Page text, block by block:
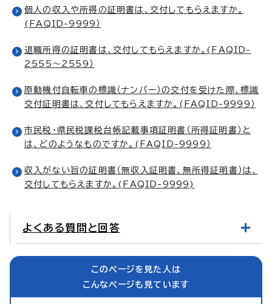
個人の収入や所得の証明書は、交付してもらえますか。
(FAQID-9999）
退職所得の証明書は、交付してもらえますか。(FAQID-
2555～2559）
原動機付自転車の標識（ナンバー）の交付を受けた際、標識
交付証明書は、交付してもらえますか。(FAQID-9999）
市民税・県民税課税台帳記載事項証明書（所得証明書）と
は、どのようなものですか。(FAQID-9999）
収入がない旨の証明書（無収入証明書、無所得証明書）は、
交付してもらえますか。(FAQID-9999)
よくある質問と回答
このページを見た人は
こんなページも見ています